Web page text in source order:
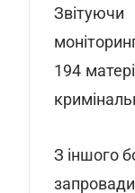
194
З іншого